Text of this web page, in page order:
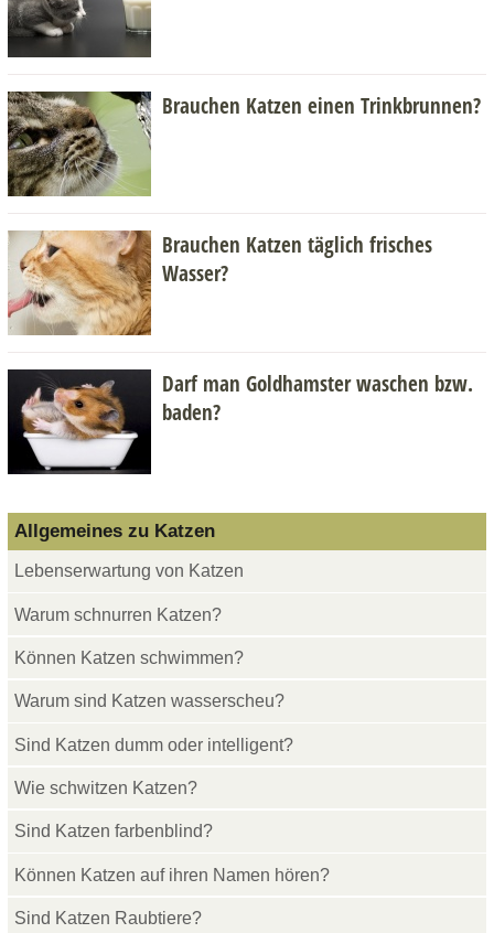
Brauchen Katzen einen Trinkbrunnen?
Brauchen Katzen täglich frisches
Wasser?
Darf man Goldhamster waschen bzw.
baden?
Allgemeines zu Katzen
Lebenserwartung von Katzen
Warum schnurren Katzen?
Können Katzen schwimmen?
Warum sind Katzen wasserscheu?
Sind Katzen dumm oder intelligent?
Wie schwitzen Katzen?
Sind Katzen farbenblind?
Können Katzen auf ihren Namen hören?
Sind Katzen Raubtiere?